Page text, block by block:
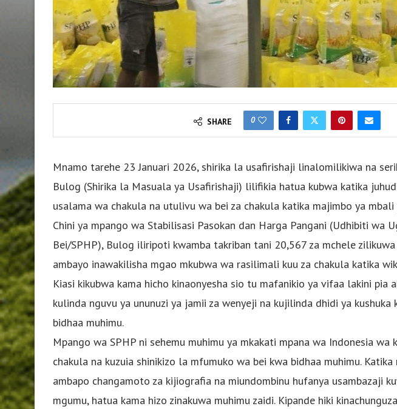
SHARE 0
Mnamo tarehe 23 Januari 2026, shirika la usafirishaji linalomilikiwa na
Bulog (Shirika la Masuala ya Usafirishaji) lilifikia hatua kubwa katika
usalama wa chakula na utulivu wa bei za chakula katika majimbo ya mbali
Chini ya mpango wa Stabilisasi Pasokan dan Harga Pangani (Udhibiti wa
Bei/SPHP), Bulog iliripoti kwamba takriban tani 20,567 za mchele zilikuwa
ambayo inawakilisha mgao mkubwa wa rasilimali kuu za chakula katika
Kiasi kikubwa kama hicho kinaonyesha sio tu mafanikio ya vifaa lakini pia
kulinda nguvu ya ununuzi ya jamii za wenyeji na kujilinda dhidi ya kushuka
bidhaa muhimu.
Mpango wa SPHP ni sehemu muhimu ya mkakati mpana wa Indonesia wa
chakula na kuzuia shinikizo la mfumuko wa bei kwa bidhaa muhimu. Katika
ambapo changamoto za kijiografia na miundombinu hufanya usambazaji
mgumu, hatua kama hizo zinakuwa muhimu zaidi. Kipande hiki